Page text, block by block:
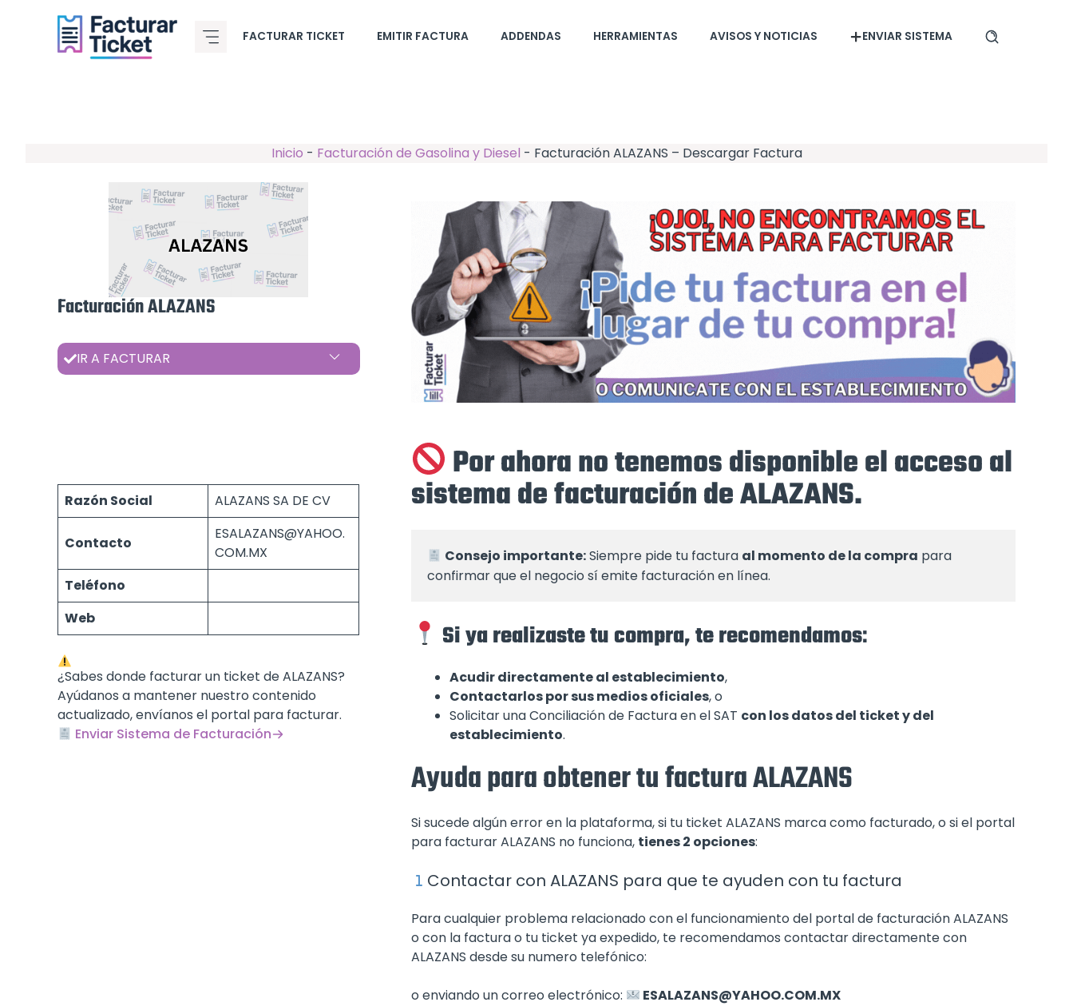
contenido
FACTURAR TICKET EMITIR FACTURA ADDENDAS HERRAMIENTAS AVISOS Y NOTICIAS ENVIAR SISTEMA
Inicio - Facturación de Gasolina y Diesel - Facturación ALAZANS – Descargar Factura
Facturación ALAZANS
IR A FACTURAR
Razón Social ALAZANS SA DE CV
Contacto
ESALAZANS@YAHOO.
COM.MX
Teléfono
Web
¿Sabes donde facturar un ticket de ALAZANS?
Ayúdanos a mantener nuestro contenido
actualizado, envíanos el portal para facturar.
Enviar Sistema de Facturación
Por ahora no tenemos disponible el acceso al
sistema de facturación de ALAZANS.
Consejo importante: Siempre pide tu factura al momento de la compra para
confirmar que el negocio sí emite facturación en línea.
Si ya realizaste tu compra, te recomendamos:
Acudir directamente al establecimiento,
Contactarlos por sus medios oficiales, o
Solicitar una Conciliación de Factura en el SAT con los datos del ticket y del
establecimiento.
Ayuda para obtener tu factura ALAZANS
Si sucede algún error en la plataforma, si tu ticket ALAZANS marca como facturado, o si el portal
para facturar ALAZANS no funciona, tienes 2 opciones:
Contactar con ALAZANS para que te ayuden con tu factura
Para cualquier problema relacionado con el funcionamiento del portal de facturación ALAZANS
o con la factura o tu ticket ya expedido, te recomendamos contactar directamente con
ALAZANS desde su numero telefónico:
o enviando un correo electrónico: ESALAZANS@YAHOO.COM.MX